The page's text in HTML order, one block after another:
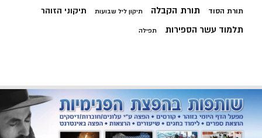
תורת הסוד תורת הקבלה תיקון ליל שבועות תיקוני הזוהר
תלמוד עשר הספירות תפילה